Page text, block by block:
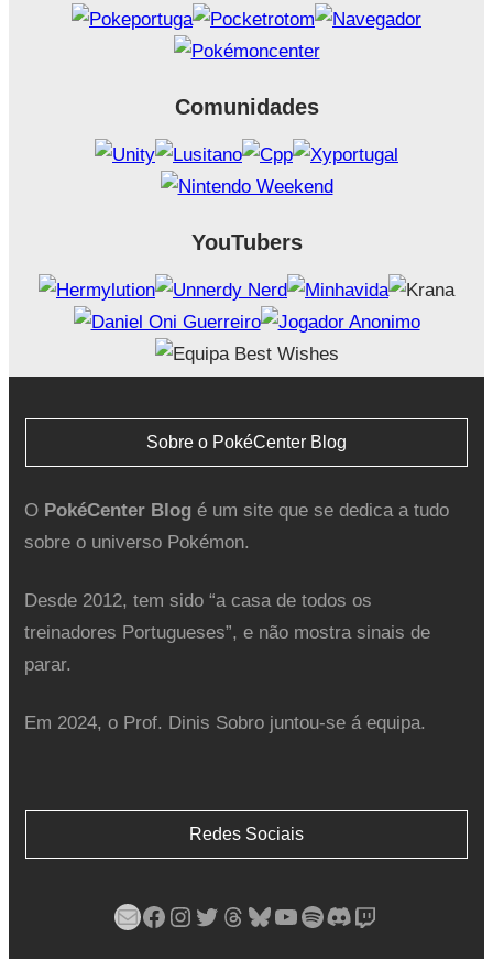
Comunidades
YouTubers
Sobre o PokéCenter Blog
O PokéCenter Blogé um site que se dedica a tudo
sobre o universo Pokémon.
Desde 2012, tem sido “a casa de todos os
treinadores Portugueses”, e não mostra sinais de
parar.
Em 2024, o Prof. Dinis Sobro juntou-se á equipa.
Redes Sociais
Mail Facebook Instagram Twitter Threads Bluesky YouTube Spotify Discord Twitch